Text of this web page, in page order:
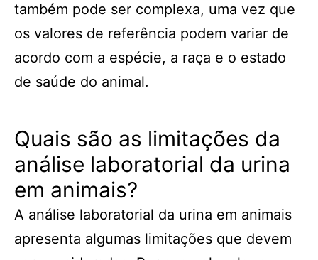
também pode ser complexa, uma vez que
os valores de referência podem variar de
acordo com a espécie, a raça e o estado
de saúde do animal.
Quais são as limitações da
análise laboratorial da urina
em animais?
A análise laboratorial da urina em animais
apresenta algumas limitações que devem